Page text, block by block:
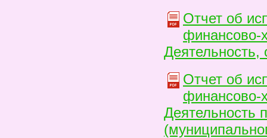
Отчет об
финансово-
Отчет об
финансово-
Деятельность